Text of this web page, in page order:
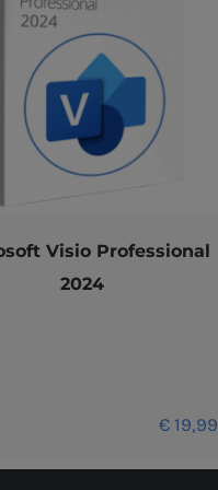
Visio Professional
2024
€ 19,99